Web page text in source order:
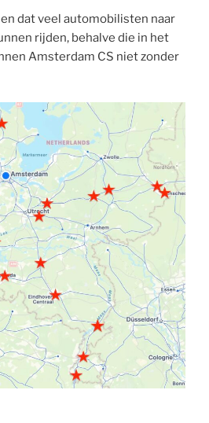
dat veel automobilisten naar
rijden, behalve die in het
Amsterdam CS niet zonder